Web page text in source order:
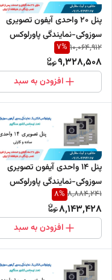
پنل 20 واحدی آیفون تصویری
سوزوکی-نمایندگی پاورلوکس
10,064,912
7%
9,328,508
افزودن به سبد
پنل 14 واحدی آیفون تصویری
سوزوکی-نمایندگی پاورلوکس
8,884,241
8%
8,143,428
افزودن به سبد